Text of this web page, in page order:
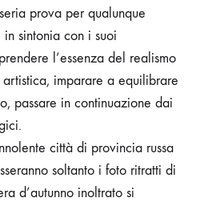
prova per qualunque
sintonia con i suoi
l’essenza del realismo
imparare a equilibrare
passare in continuazione dai
città di provincia russa
soltanto i foto ritratti di
d’autunno inoltrato si